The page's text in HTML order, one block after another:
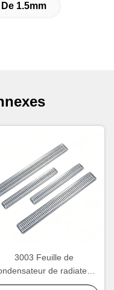
1.5mm
3003 Feuille de
de radiateur
en aluminium anodisé